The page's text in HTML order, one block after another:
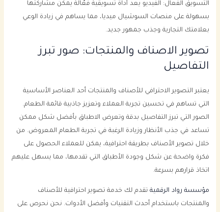
التسويق الفعال: الفيديو يعد أداة تسويقية فعّالة يمكن مشاركتها
بسهولة على منصات السوشيال ميديا، مما يساهم في زيادة الوعي
بعلامتك التجارية وجذب جمهور جديد.
تصوير الاصناف والمنتجات: صور تبرز
التفاصيل
يعتبر التصوير الاحترافي للأصناف والمنتجات أحد العناصر الأساسية
التي تساهم في تحسين تجربة العملاء وتعزيز جاذبية قائمة الطعام.
الصور التي تبرز التفاصيل بدقة وتعرض الاطباق بأفضل شكل ممكن
تساعد في جذب الأنظار وزيادة الرغبة في تجربة الطعام المعروض. من
خلال تصوير الأصناف بطريقة احترافية، يمكن للعملاء الحصول على
فكرة واضحة عن شكل وجودة الأطباق التي تقدمها، مما يسهل عليهم
اتخاذ قرارهم بسرعة.
مؤسسة رواد الرقمية تقدم لك خدمة تصوير احترافية للأصناف
والمنتجات باستخدام أحدث التقنيات وأفضل الأدوات. نحن نحرص على